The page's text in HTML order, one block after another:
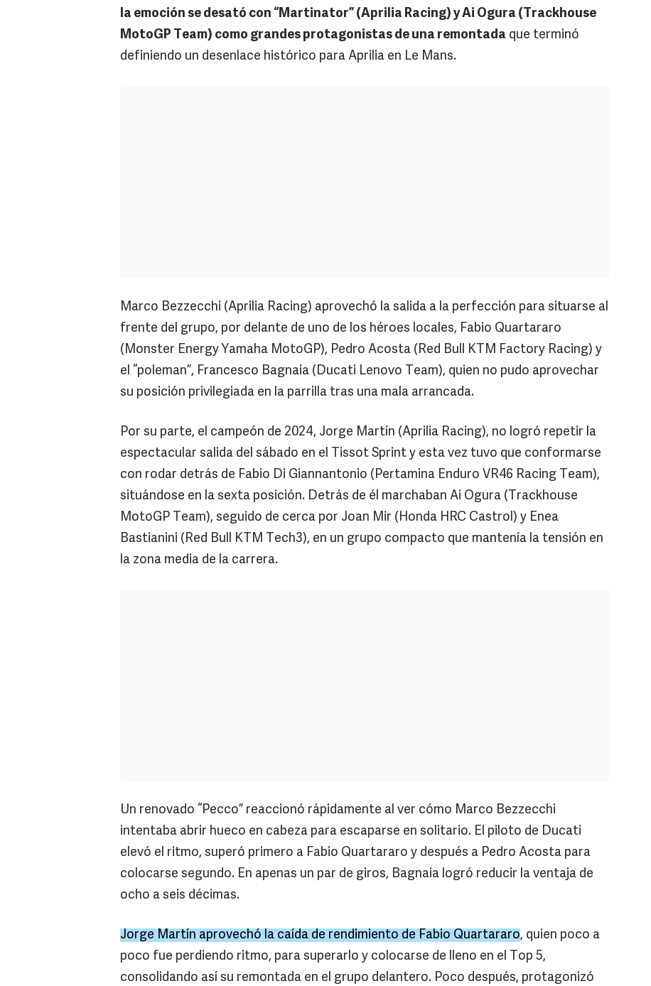
la emoción se desató con “Martinator” (Aprilia Racing) y Ai Ogura (Trackhouse
MotoGP Team) como grandes protagonistas de una remontada que terminó
definiendo un desenlace histórico para Aprilia en Le Mans.
Marco Bezzecchi (Aprilia Racing) aprovechó la salida a la perfección para situarse al
frente del grupo, por delante de uno de los héroes locales, Fabio Quartararo
(Monster Energy Yamaha MotoGP), Pedro Acosta (Red Bull KTM Factory Racing) y
el “poleman”, Francesco Bagnaia (Ducati Lenovo Team), quien no pudo aprovechar
su posición privilegiada en la parrilla tras una mala arrancada.
Por su parte, el campeón de 2024, Jorge Martín (Aprilia Racing), no logró repetir la
espectacular salida del sábado en el Tissot Sprint y esta vez tuvo que conformarse
con rodar detrás de Fabio Di Giannantonio (Pertamina Enduro VR46 Racing Team),
situándose en la sexta posición. Detrás de él marchaban Ai Ogura (Trackhouse
MotoGP Team), seguido de cerca por Joan Mir (Honda HRC Castrol) y Enea
Bastianini (Red Bull KTM Tech3), en un grupo compacto que mantenía la tensión en
la zona media de la carrera.
Un renovado “Pecco” reaccionó rápidamente al ver cómo Marco Bezzecchi
intentaba abrir hueco en cabeza para escaparse en solitario. El piloto de Ducati
elevó el ritmo, superó primero a Fabio Quartararo y después a Pedro Acosta para
colocarse segundo. En apenas un par de giros, Bagnaia logró reducir la ventaja de
ocho a seis décimas.
Jorge Martín aprovechó la caída de rendimiento de Fabio Quartararo, quien poco a
poco fue perdiendo ritmo, para superarlo y colocarse de lleno en el Top 5,
consolidando así su remontada en el grupo delantero. Poco después, protagonizó